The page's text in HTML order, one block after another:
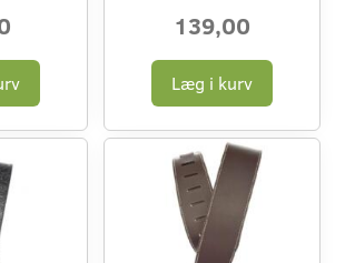
139,00
Læg i kurv